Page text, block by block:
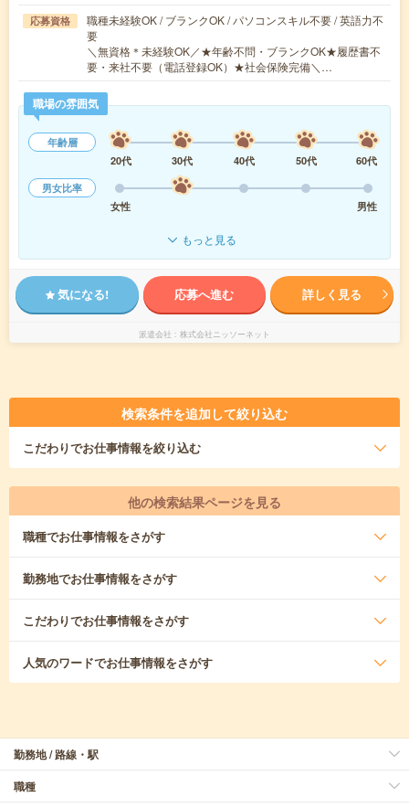
応募資格
職種未経験OK / ブランクOK / パソコンスキル不要 / 英語力不
要
＼無資格＊未経験OK／★年齢不問・ブランクOK★履歴書不
要・来社不要（電話登録OK）★社会保険完備＼…
職場の雰囲気
年齢層
20代
30代 40代 50代
60代
男女比率
女性
男性
もっと見る
気になる! 応募へ進む 詳しく見る
派遣会社 株式会社ニッソーネット
検索条件を追加して絞り込む
こだわりでお仕事情報を絞り込む
他の検索結果ページを見る
職種でお仕事情報をさがす
勤務地でお仕事情報をさがす
こだわりでお仕事情報をさがす
人気のワードでお仕事情報をさがす
勤務地 / 路線・駅
職種